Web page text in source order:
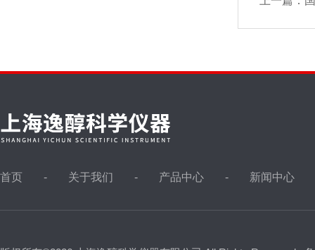
首页 关于我们 产品中心 新闻中心